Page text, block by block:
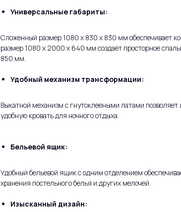
Универсальные габариты:
Сложенный размер 1080 x 830 x 830 мм обеспечивает
размер 1080 x 2000 x 640 мм создает просторное
850 мм.
Удобный механизм трансформации:
Выкатной механизм с гнутоклееными латами позволяет
удобную кровать для ночного отдыха.
Бельевой ящик:
Удобный бельевой ящик с одним отделением
хранения постельного белья и других мелочей.
Изысканный дизайн: